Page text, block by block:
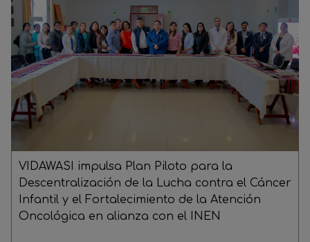
VIDAWASI impulsa Plan Piloto para la
Descentralización de la Lucha contra el Cáncer
Infantil y el Fortalecimiento de la Atención
Oncológica en alianza con el INEN